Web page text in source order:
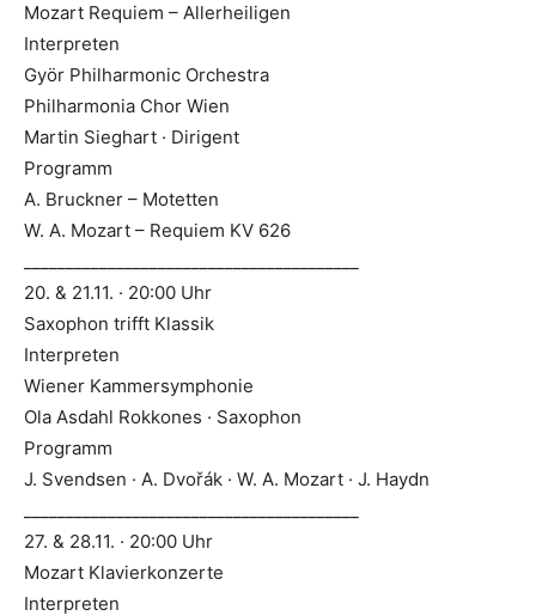
Mozart Requiem – Allerheiligen
Interpreten
Györ Philharmonic Orchestra
Philharmonia Chor Wien
Martin Sieghart · Dirigent
Programm
A. Bruckner – Motetten
W. A. Mozart – Requiem KV 626
20. & 21.11. · 20:00 Uhr
Saxophon trifft Klassik
Interpreten
Wiener Kammersymphonie
Ola Asdahl Rokkones · Saxophon
Programm
J. Svendsen · A. Dvořák · W. A. Mozart · J. Haydn
27. & 28.11. · 20:00 Uhr
Mozart Klavierkonzerte
Interpreten